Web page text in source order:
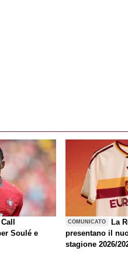
Soulé e
COMUNICATO
La
presentano il
stagione 2026/